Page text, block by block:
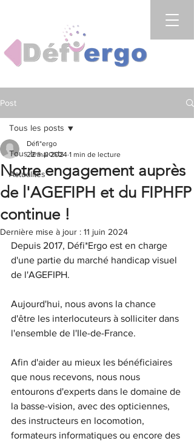
Post
Tous les posts
Actualités
Tous les posts
Notre engagement auprès
de l'AGEFIPH et du FIPHFP
continue !
Défi*ergo
22 mai 2024 1 min de lecture
Dernière mise à jour : 11 juin 2024
Depuis 2017, Défi*Ergo est en charge
d'une partie du marché handicap visuel
de l'AGEFIPH.
Aujourd'hui, nous avons la chance
d'être les interlocuteurs à solliciter dans
l'ensemble de l'Ile-de-France.
Afin d'aider au mieux les bénéficiaires
que nous recevons, nous nous
entourons d'experts dans le domaine de
la basse-vision, avec des opticiennes,
des instructeurs en locomotion,
formateurs informatiques ou encore des